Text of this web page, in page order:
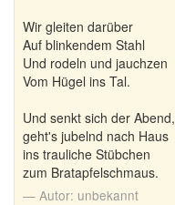
Wir gleiten darüber
Auf blinkendem Stahl
Und rodeln und jauchzen
Vom Hügel ins Tal.
Und senkt sich der Abend,
geht's jubelnd nach Haus
ins trauliche Stübchen
zum Bratapfelschmaus.
Autor: unbekannt